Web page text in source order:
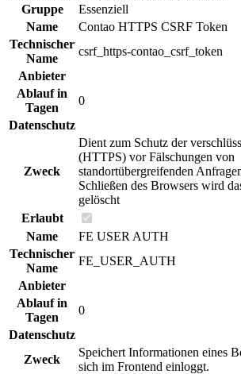
Gruppe
Essenziell
Name
Contao HTTPS CSRF Token
Technischer
Name
csrf_https-contao_csrf_token
Anbieter
Ablauf in
Tagen
0
Datenschutz
Zweck
Dient zum Schutz der
(HTTPS) vor Fälschungen von
standortübergreifenden
Schließen des Browsers wird
gelöscht
Erlaubt
Name
FE USER AUTH
Technischer
Name
FE_USER_AUTH
Anbieter
Ablauf in
Tagen
0
Datenschutz
Zweck
Speichert Informationen eines
sich im Frontend einloggt.